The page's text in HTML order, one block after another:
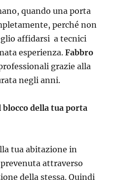
quando una porta
perché non
affidarsi a tecnici
esperienza. Fabbro
grazie alla
negli anni.
della tua porta
tua abitazione in
attraverso
della stessa. Quindi